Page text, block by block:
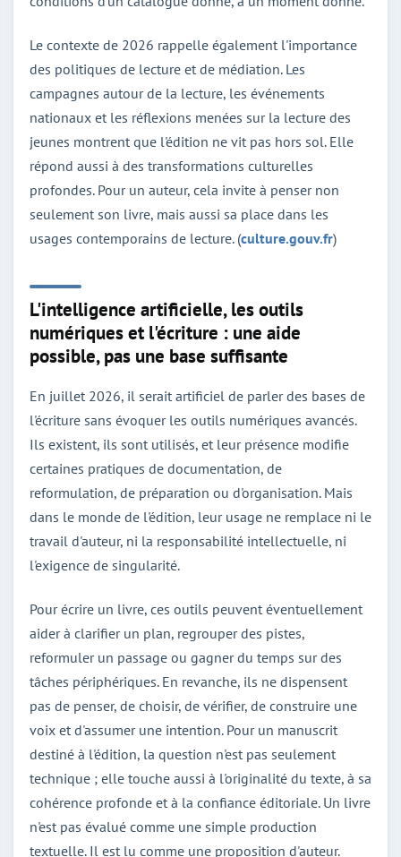
Le contexte de 2026 rappelle également l'importance
des politiques de lecture et de médiation. Les
campagnes autour de la lecture, les événements
nationaux et les réflexions menées sur la lecture des
jeunes montrent que l'édition ne vit pas hors sol. Elle
répond aussi à des transformations culturelles
profondes. Pour un auteur, cela invite à penser non
seulement son livre, mais aussi sa place dans les
usages contemporains de lecture. (culture.gouv.fr)
L'intelligence artificielle, les outils
numériques et l'écriture : une aide
possible, pas une base suffisante
En juillet 2026, il serait artificiel de parler des bases de
l'écriture sans évoquer les outils numériques avancés.
Ils existent, ils sont utilisés, et leur présence modifie
certaines pratiques de documentation, de
reformulation, de préparation ou d'organisation. Mais
dans le monde de l'édition, leur usage ne remplace ni le
travail d'auteur, ni la responsabilité intellectuelle, ni
l'exigence de singularité.
Pour écrire un livre, ces outils peuvent éventuellement
aider à clarifier un plan, regrouper des pistes,
reformuler un passage ou gagner du temps sur des
tâches périphériques. En revanche, ils ne dispensent
pas de penser, de choisir, de vérifier, de construire une
voix et d'assumer une intention. Pour un manuscrit
destiné à l'édition, la question n'est pas seulement
technique ; elle touche aussi à l'originalité du texte, à sa
cohérence profonde et à la confiance éditoriale. Un livre
n'est pas évalué comme une simple production
textuelle. Il est lu comme une proposition d'auteur.